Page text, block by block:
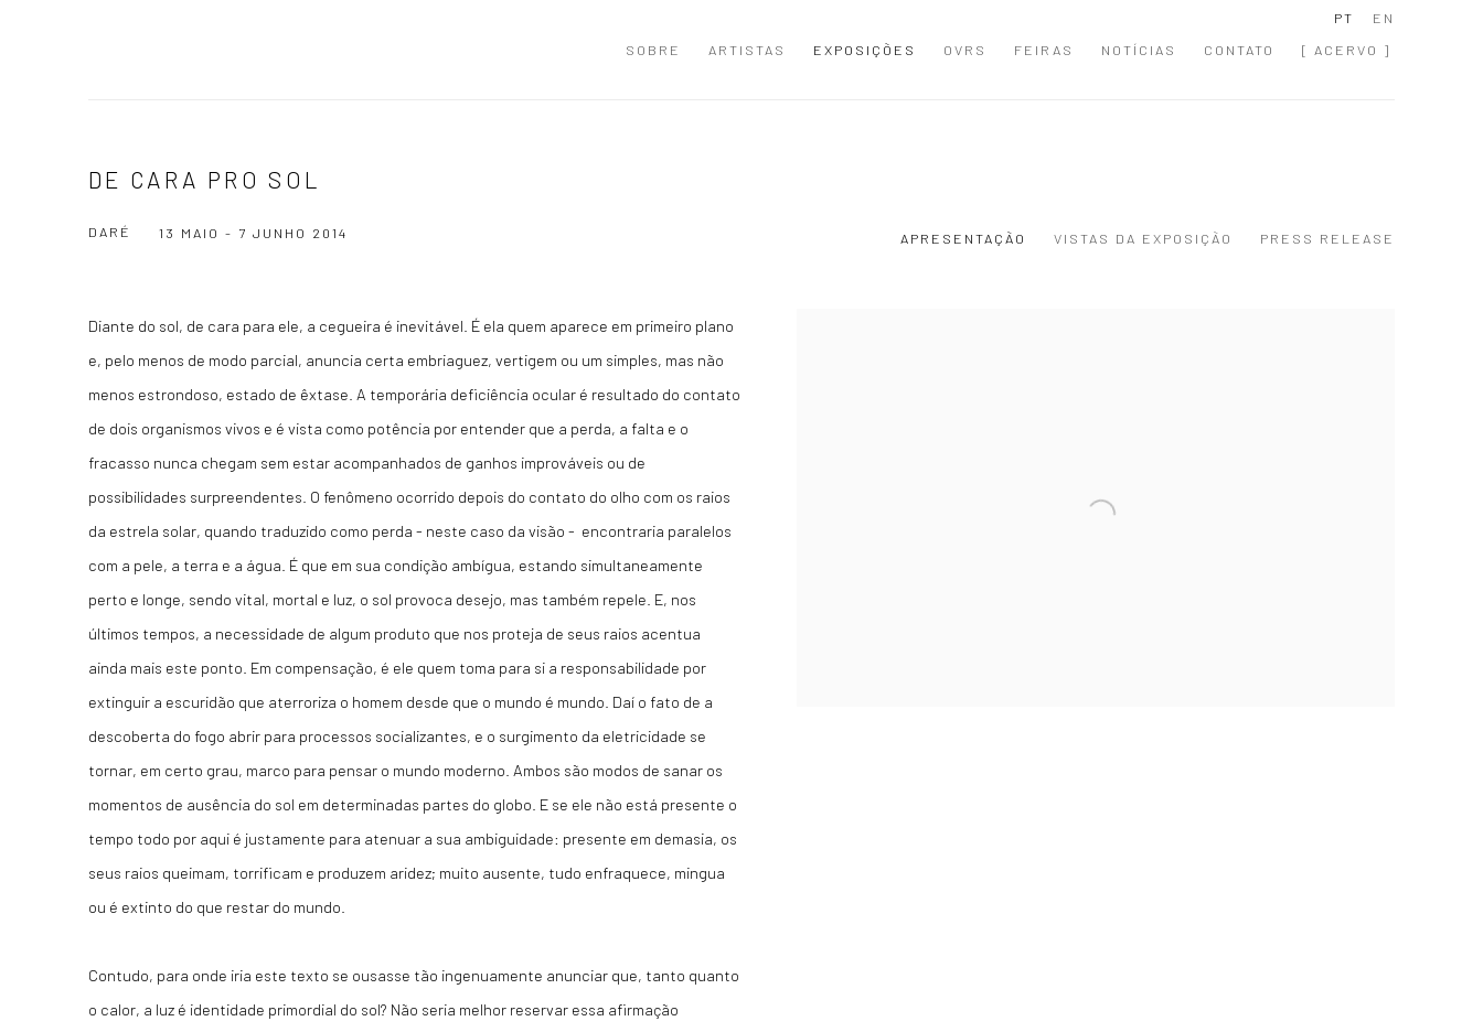
SOBRE ARTISTAS EXPOSIÇÕES OVRS FEIRAS NOTÍCIAS CONTATO [ ACERVO ]
PT EN
DE CARA PRO SOL
DARÉ 13 MAIO - 7 JUNHO 2014 APRESENTAÇÃO VISTAS DA EXPOSIÇÃO PRESS RELEASE
Diante do sol, de cara para ele, a cegueira é inevitável. É ela quem aparece em primeiro plano
e, pelo menos de modo parcial, anuncia certa embriaguez, vertigem ou um simples, mas não
menos estrondoso, estado de êxtase. A temporária deficiência ocular é resultado do contato
de dois organismos vivos e é vista como potência por entender que a perda, a falta e o
fracasso nunca chegam sem estar acompanhados de ganhos improváveis ou de
possibilidades surpreendentes. O fenômeno ocorrido depois do contato do olho com os raios
da estrela solar, quando traduzido como perda - neste caso da visão - encontraria paralelos
com a pele, a terra e a água. É que em sua condição ambígua, estando simultaneamente
perto e longe, sendo vital, mortal e luz, o sol provoca desejo, mas também repele. E, nos
últimos tempos, a necessidade de algum produto que nos proteja de seus raios acentua
ainda mais este ponto. Em compensação, é ele quem toma para si a responsabilidade por
extinguir a escuridão que aterroriza o homem desde que o mundo é mundo. Daí o fato de a
descoberta do fogo abrir para processos socializantes, e o surgimento da eletricidade se
tornar, em certo grau, marco para pensar o mundo moderno. Ambos são modos de sanar os
momentos de ausência do sol em determinadas partes do globo. E se ele não está presente o
tempo todo por aqui é justamente para atenuar a sua ambiguidade: presente em demasia, os
seus raios queimam, torrificam e produzem aridez; muito ausente, tudo enfraquece, mingua
ou é extinto do que restar do mundo.
Contudo, para onde iria este texto se ousasse tão ingenuamente anunciar que, tanto quanto
o calor, a luz é identidade primordial do sol? Não seria melhor reservar essa afirmação